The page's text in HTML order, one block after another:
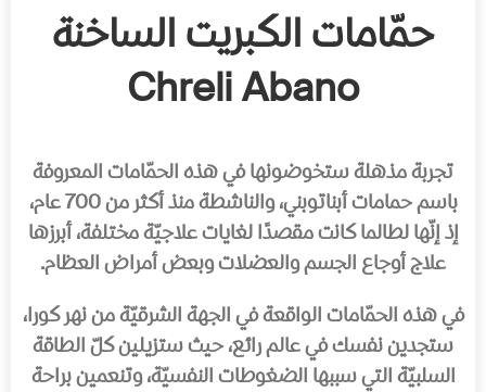
حمّامات الكبريت الساخنة
Chreli Abano
تجربة مذهلة ستخوضونها في هذه الحمّامات المعروفة
باسم حمامات أبناتوبني، والناشطة منذ أكثر من 700 عام،
إذ إنّها لطالما كانت مقصدًا لغايات علاجيّة مختلفة، أبرزها
علاج أوجاع الجسم والعضلات وبعض أمراض العظام.
في هذه الحمّامات الواقعة في الجهة الشرقيّة من نهر كورا،
ستجدين نفسك في عالم رائع، حيث ستزيلين كلّ الطاقة
السلبيّة التي سببها الضغوطات النفسيّة، وتنعمين براحة